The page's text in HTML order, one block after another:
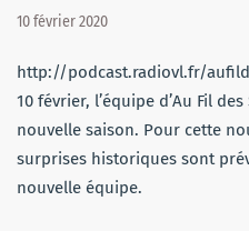
10 février 2020
http://podcast.radiovl.fr/
10 février, l’équipe d’Au Fil
nouvelle saison. Pour cette
surprises historiques sont
nouvelle équipe.